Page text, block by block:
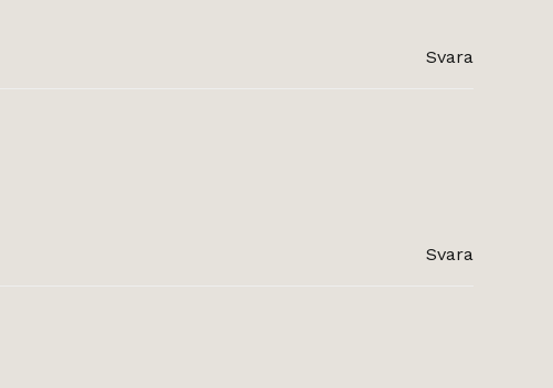
Svara
Svara